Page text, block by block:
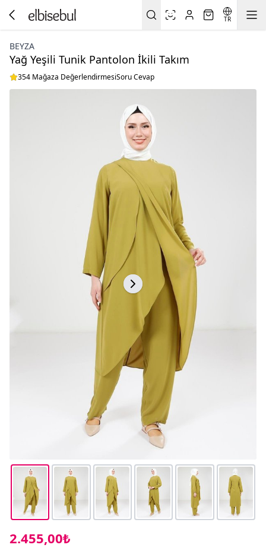
TR
BEYZA
Yağ Yeşili Tunik Pantolon İkili Takım
354 Mağaza DeğerlendirmesiSoru Cevap
2.455,00₺